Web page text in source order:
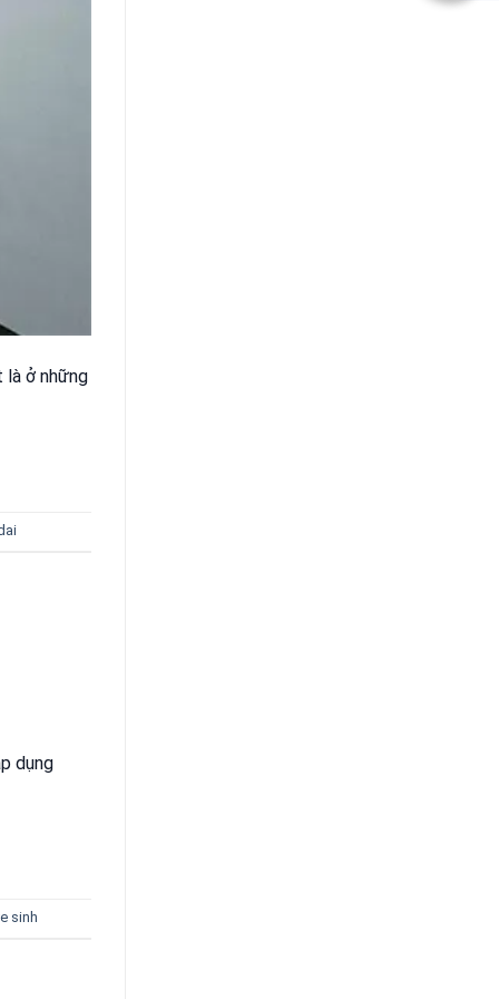
là ở những
dụng
sinh